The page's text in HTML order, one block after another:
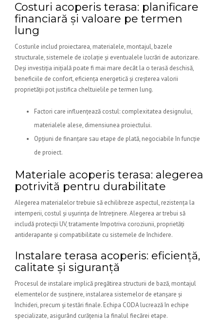
Costuri acoperis terasa: planificare
financiară și valoare pe termen
lung
Costurile includ proiectarea, materialele, montajul, bazele
structurale, sistemele de izolație și eventualele lucrări de autorizare.
Deși investiția inițială poate fi mai mare decât la o terasă deschisă,
beneficiile de confort, eficiența energetică și creșterea valorii
proprietății pot justifica cheltuielile pe termen lung.
Factori care influențează costul: complexitatea designului,
materialele alese, dimensiunea proiectului.
Opțiuni de finanțare sau etape de plată, negociabile în funcție
de proiect.
Materiale acoperis terasa: alegerea
potrivită pentru durabilitate
Alegerea materialelor trebuie să echilibreze aspectul, rezistența la
intemperii, costul și ușurința de întreținere. Alegerea ar trebui să
includă protecții UV, tratamente împotriva coroziunii, proprietăți
antiderapante și compatibilitate cu sistemele de închidere.
Instalare terasa acoperis: eficiență,
calitate și siguranță
Procesul de instalare implică pregătirea structurii de bază, montajul
elementelor de susținere, instalarea sistemelor de etanșare și
închideri, precum și testări finale. Echipa CODA lucrează în echipe
specializate, asigurând curățenia la finalul fiecărei etape.